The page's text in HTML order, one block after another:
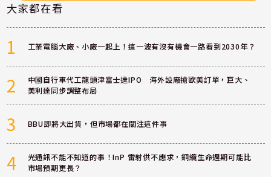
大家都在看
1 工業電腦大廠、小廠一起上！這一波有沒有機會一路看到2030年？
2
中國自行車代工龍頭津富士達IPO 海外設廠搶歐美訂單，巨大、
美利達同步調整布局
3 BBU即將大出貨，但市場都在關注這件事
4
光通訊不能不知道的事！InP 雷射供不應求，銅纜生命週期可能比
市場預期更長？